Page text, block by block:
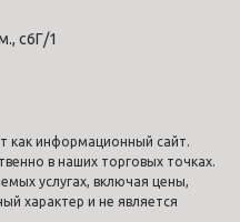
с6Г/1
как информационный сайт.
в наших торговых точках.
услугах, включая цены,
характер и не является